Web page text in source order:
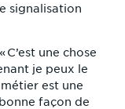
signalisation
C’est une chose
je peux le
est une
façon de